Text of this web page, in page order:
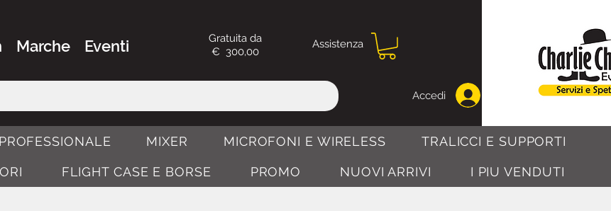
Marche Eventi
Gratuita da
€ 300,00
Assistenza
Accedi
MIXER MICROFONI E WIRELESS TRALICCI E SUPPORTI
FLIGHT CASE E BORSE PROMO NUOVI ARRIVI I PIU VENDUTI